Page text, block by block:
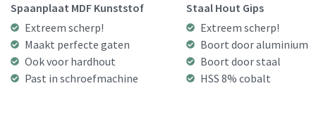
Spaanplaat MDF Kunststof
Extreem scherp!
Maakt perfecte gaten
Ook voor hardhout
Past in schroefmachine
Staal Hout Gips
Extreem scherp!
Boort door aluminium
Boort door staal
HSS 8% cobalt